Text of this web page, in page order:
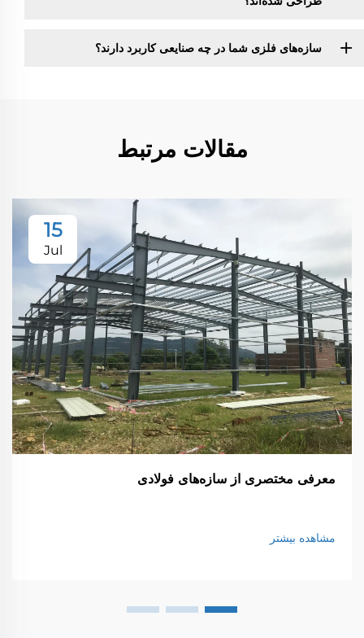
سازه‌های فلزی شما در چه صنایعی کاربرد دارند؟
مقالات مرتبط
15
Jul
معرفی مختصری از سازه‌های فولادی
مشاهده بیشتر